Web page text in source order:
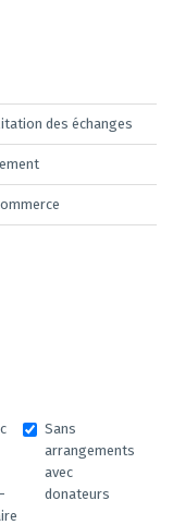
des échanges
Sans
arrangements
avec
donateurs